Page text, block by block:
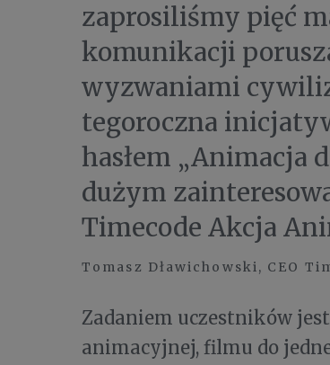
zaprosiliśmy pięć
komunikacji
wyzwaniami
tegoroczna
hasłem „Animacja
dużym
Timecode Akcja
Tomasz Dławichowski, CEO
Zadaniem uczestników
animacyjnej, filmu do